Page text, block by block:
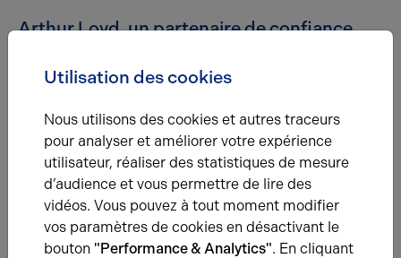
Arthur Loyd, un partenaire de confiance
entreprises
Arthur Loyd, expert en immobilier d'entreprise,
accompagne les sociétés comme 3C Compétence
Cuisine Collective dans leur recherche de locaux
adaptés à leur développement. Que ce soit pour des
bureaux, des locaux d'activité ou des entrepôts, Arthur
Loyd propose des solutions sur-mesure pour répondre
aux besoins spécifiques de chaque entreprise.
Utilisation des cookies
Nous utilisons des cookies et autres traceurs
pour analyser et améliorer votre expérience
utilisateur, réaliser des statistiques de mesure
d’audience et vous permettre de lire des
vidéos. Vous pouvez à tout moment modifier
vos paramètres de cookies en désactivant le
bouton "Performance & Analytics". En cliquant